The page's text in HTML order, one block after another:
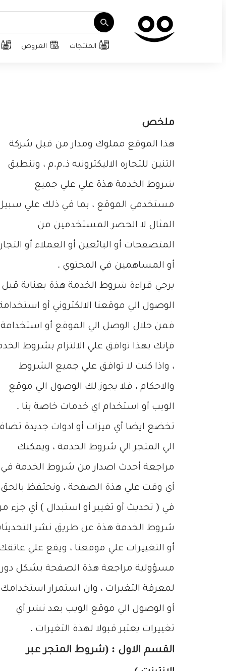
المنتجات العروض
ملخص
هذا الموقع مملوك ومدار من قبل شركة
التنين للتجاره الاليكترونيه ذ.م.م ، وتنطبق
شروط الخدمة هذة علي علي جميع
مستخدمي الموقع ، بما في ذلك علي
المثال لا الحصر المستخدمين من
المتصفحات أو البائعين أو العملاء أو التجار
أو المساهمين في المحتوي .
يرجي قراءة شروط الخدمة هذة بعناية قبل
الوصول الي موقعنا الالكتروني أو
فمن خلال الوصل الي الموقع أو استخدامة
فإنك بهذا توافق علي الالتزام بشروط
، واذا كنت لا توافق علي جميع الشروط
والاحكام ، فلا يجوز لك الوصول الي موقع
الويب أو استخدام اي خدمات خاصة بنا .
تخضع ايضا أي ميزات أو ادوات جديدة
الي المتجر الي شروط الخدمة ، ويمكنك
مراجعة أحدث اصدار من شروط الخدمة في
أي وقت علي هذة الصفحة ، ونحتفظ بالحق
في ( تحديث أو تغيير أو استبدال ) أي جزء
شروط الخدمة هذة عن طريق نشر
أو التغييرات علي موقعنا ، ويقع علي
مسؤولية مراجعة هذة الصفحة بشكل
لمعرفة التغيرات ، وان استمرار استخدامك
أو الوصول الي موقع الويب بعد نشر أي
تغييرات يعتبر قبولا لهذة التغيرات .
القسم الاول : (شروط المتجر عبر